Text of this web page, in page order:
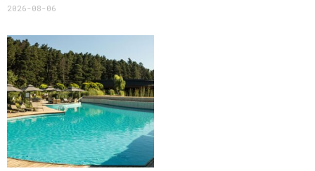
2026-08-06